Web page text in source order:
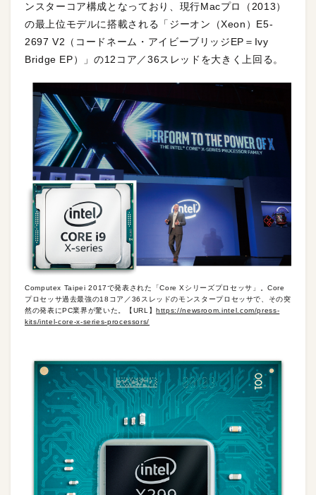
ンスターコア構成となっており、現行Macプロ（2013）
の最上位モデルに搭載される「ジーオン（Xeon）E5-
2697 V2（コードネーム・アイビーブリッジEP＝Ivy
Bridge EP）」の12コア／36スレッドを大きく上回る。
Computex Taipei 2017で発表された「Core Xシリーズプロセッサ」。Core
プロセッサ過去最強の18コア／36スレッドのモンスタープロセッサで、その突
然の発表にPC業界が驚いた。【URL】https://newsroom.intel.com/press-
kits/intel-core-x-series-processors/